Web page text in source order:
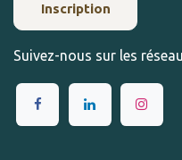
Inscription
Suivez-nous sur les